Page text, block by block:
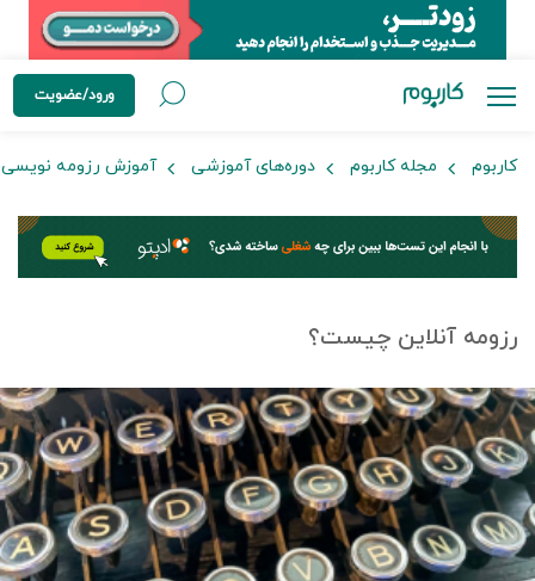
ورود/عضویت
کاربوم مجله کاربوم دوره‌های آموزشی آموزش رزومه نویسی
رزومه آنلاین چیست؟